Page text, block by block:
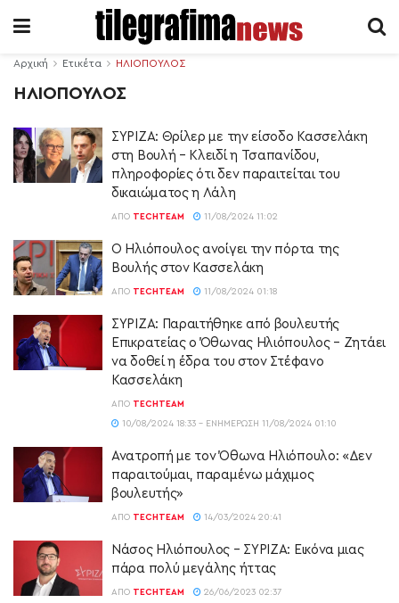
Αρχική Ετικέτα ΗΛΙΟΠΟΥΛΟΣ
ΗΛΙΟΠΟΥΛΟΣ
ΣΥΡΙΖΑ: Θρίλερ με την είσοδο Κασσελάκη
στη Βουλή – Κλειδί η Τσαπανίδου,
πληροφορίες ότι δεν παραιτείται του
δικαιώματος η Λάλη
ΑΠΌ TECHTEAM 11/08/2024 11:02
Ο Ηλιόπουλος ανοίγει την πόρτα της
Βουλής στον Κασσελάκη
ΑΠΌ TECHTEAM 11/08/2024 01:18
ΣΥΡΙΖΑ: Παραιτήθηκε από βουλευτής
Επικρατείας ο Όθωνας Ηλιόπουλος – Ζητάει
να δοθεί η έδρα του στον Στέφανο
Κασσελάκη
ΑΠΌ TECHTEAM
10/08/2024 18:33 - ΕΝΗΜΈΡΩΣΗ 11/08/2024 01:10
Ανατροπή με τον Όθωνα Ηλιόπουλο: «Δεν
παραιτούμαι, παραμένω μάχιμος
βουλευτής»
ΑΠΌ TECHTEAM 14/03/2024 20:41
Νάσος Ηλιόπουλος – ΣΥΡΙΖΑ: Εικόνα μιας
πάρα πολύ μεγάλης ήττας
ΑΠΌ TECHTEAM 26/06/2023 02:37